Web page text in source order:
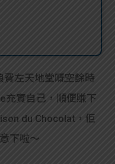
左天地堂嘅空餘時
充實自己，順便賺下
du Chocolat，佢
下啦～